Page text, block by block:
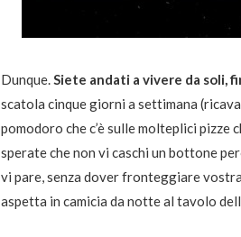
Dunque.Siete andati a vivere da soli,
scatola cinque giorni a settimana
pomodoro che c’è sulle molteplici
sperate che non vi caschi un bottone
vi pare, senza dover fronteggiare
aspetta in camicia da notte al tavolo